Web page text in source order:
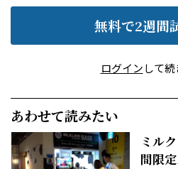
無料で2週間
ログインして
あわせて読みたい
ミル
間限